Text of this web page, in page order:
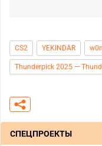
CS2 YEKINDAR
Thunderpick 2025 —
СПЕЦПРОЕКТЫ